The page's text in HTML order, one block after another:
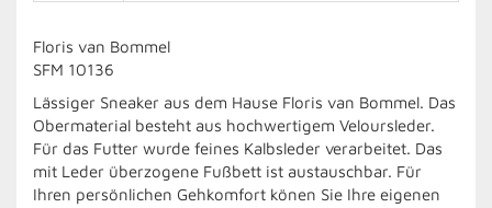
Floris van Bommel
SFM 10136
Lässiger Sneaker aus dem Hause Floris van Bommel. Das
Obermaterial besteht aus hochwertigem Veloursleder.
Für das Futter wurde feines Kalbsleder verarbeitet. Das
mit Leder überzogene Fußbett ist austauschbar. Für
Ihren persönlichen Gehkomfort könen Sie Ihre eigenen